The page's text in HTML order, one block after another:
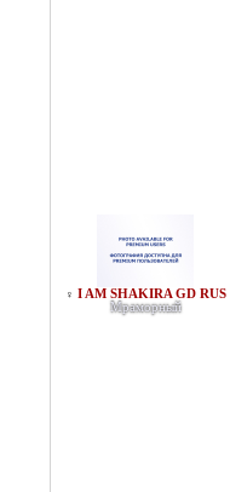
♀ I AM SHAKIRA GD RUS
Мраморный